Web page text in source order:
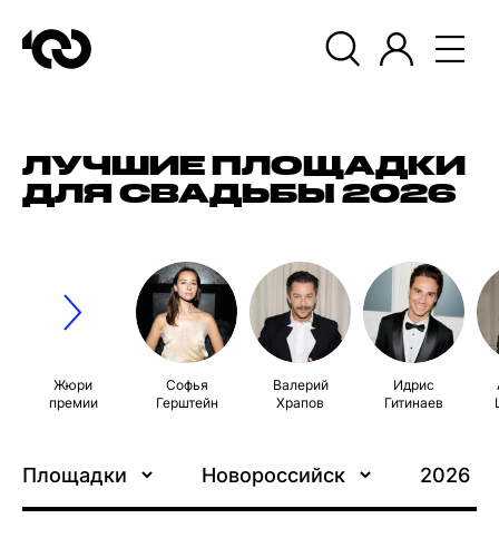
ЛУЧШИЕ ПЛОЩАДКИ
ДЛЯ СВАДЬБЫ 2026
Жюри
премии
Софья
Герштейн
Валерий
Храпов
Идрис
Гитинаев
Площадки Новороссийск 2026